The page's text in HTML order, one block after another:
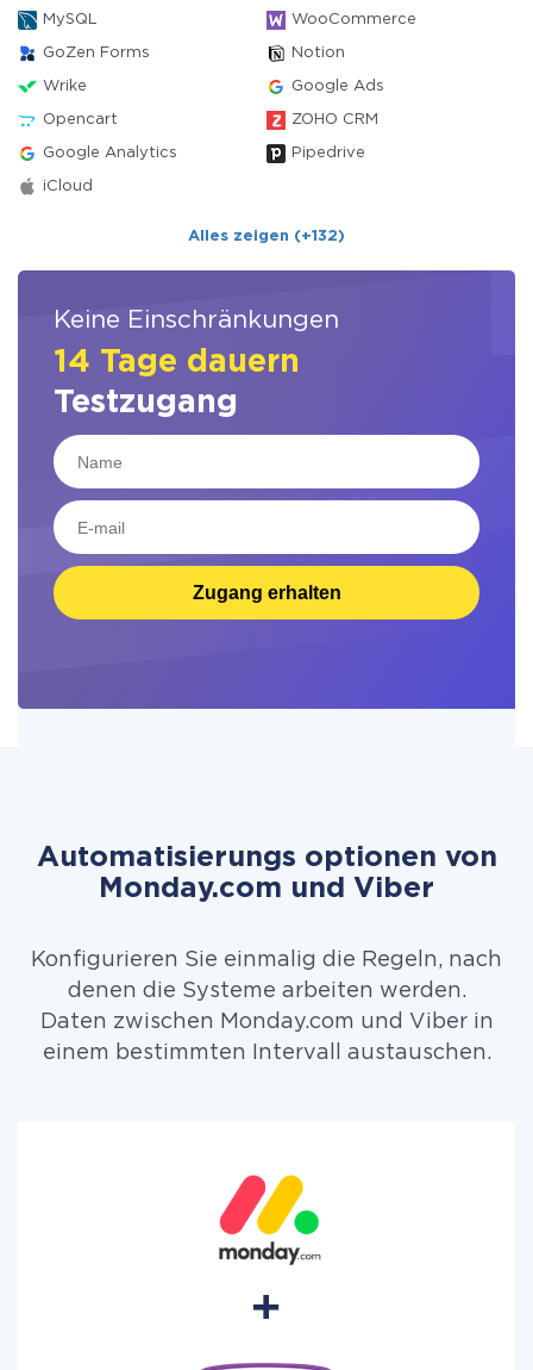
MySQL WooCommerce
GoZen Forms Notion
Wrike Google Ads
Opencart ZOHO CRM
Google Analytics Pipedrive
iCloud
Alles zeigen (+132)
Keine Einschränkungen
14 Tage dauern
Testzugang
Zugang erhalten
Automatisierungs optionen von
Monday.com und Viber
Konfigurieren Sie einmalig die Regeln, nach
denen die Systeme arbeiten werden.
Daten zwischen Monday.com und Viber in
einem bestimmten Intervall austauschen.